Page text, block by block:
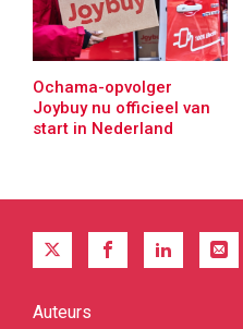
Ochama-opvolger
Joybuy nu officieel van
start in Nederland
Quick
Auteurs